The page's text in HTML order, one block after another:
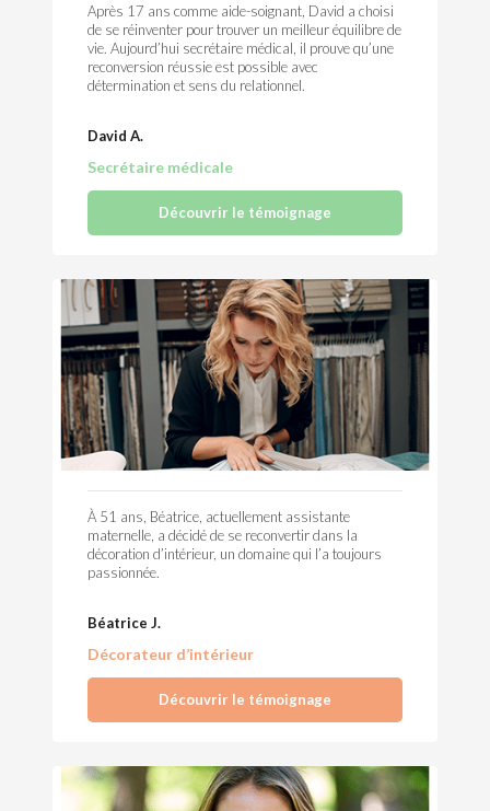
Après 17 ans comme aide-soignant, David a choisi
de se réinventer pour trouver un meilleur équilibre de
vie. Aujourd’hui secrétaire médical, il prouve qu’une
reconversion réussie est possible avec
détermination et sens du relationnel.
David A.
Secrétaire médicale
Découvrir le témoignage
À 51 ans, Béatrice, actuellement assistante
maternelle, a décidé de se reconvertir dans la
décoration d’intérieur, un domaine qui l’a toujours
passionnée.
Béatrice J.
Décorateur d’intérieur
Découvrir le témoignage